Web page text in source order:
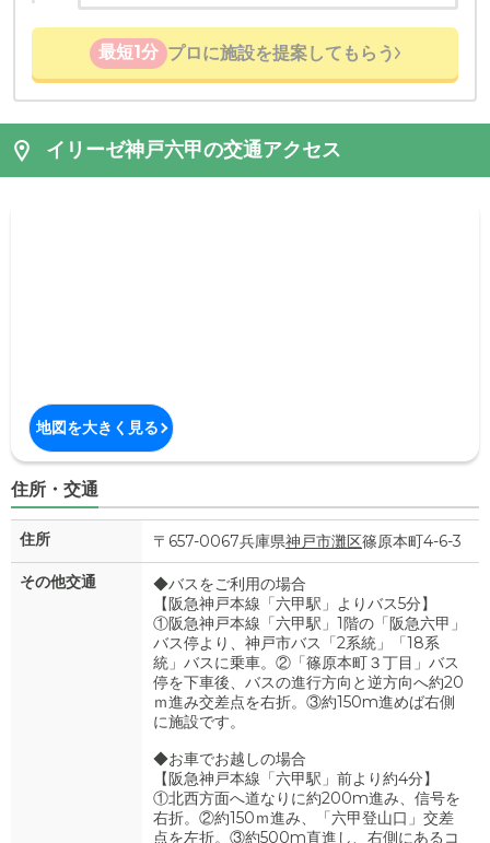
最短1分 プロに施設を提案してもらう
イリーゼ神戸六甲の交通アクセス
地図を大きく見る
住所・交通
住所 〒657-0067兵庫県神戸市灘区篠原本町4-6-3
その他交通
◆バスをご利用の場合
【阪急神戸本線「六甲駅」よりバス5分】
①阪急神戸本線「六甲駅」1階の「阪急六甲」
バス停より、神戸市バス「2系統」「18系
統」バスに乗車。②「篠原本町３丁目」バス
停を下車後、バスの進行方向と逆方向へ約20
ｍ進み交差点を右折。③約150m進めば右側
に施設です。
◆お車でお越しの場合
【阪急神戸本線「六甲駅」前より約4分】
①北西方面へ道なりに約200m進み、信号を
右折。②約150ｍ進み、「六甲登山口」交差
点を左折。③約500m直進し、右側にあるコ